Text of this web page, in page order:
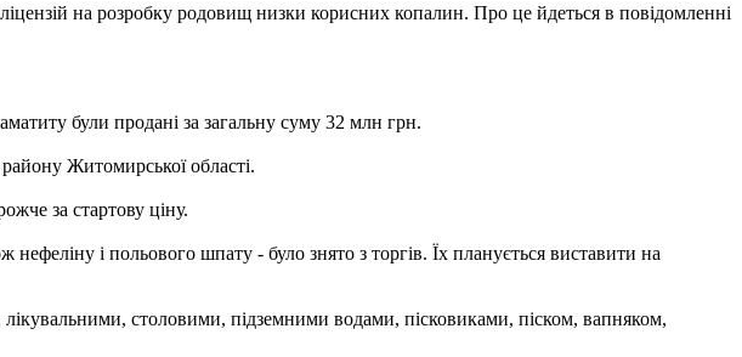
на розробку родовищ низки корисних копалин. Про це йдеться в повідомленні
були продані за загальну суму 32 млн грн.
Житомирської області.
за стартову ціну.
і польового шпату - було знято з торгів. Їх планується виставити на
столовими, підземними водами, пісковиками, піском, вапняком,